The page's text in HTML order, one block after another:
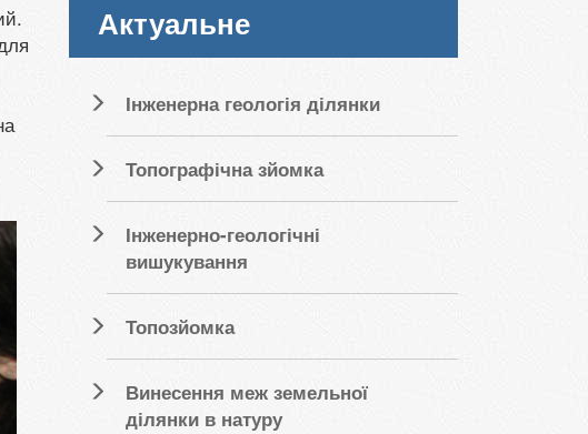
Актуальне
Інженерна геологія ділянки
Топографічна зйомка
Інженерно-геологічні
вишукування
Топозйомка
Винесення меж земельної
ділянки в натуру